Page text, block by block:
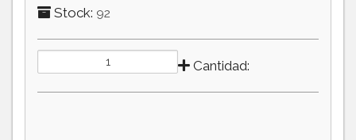
Stock: 92
Cantidad: